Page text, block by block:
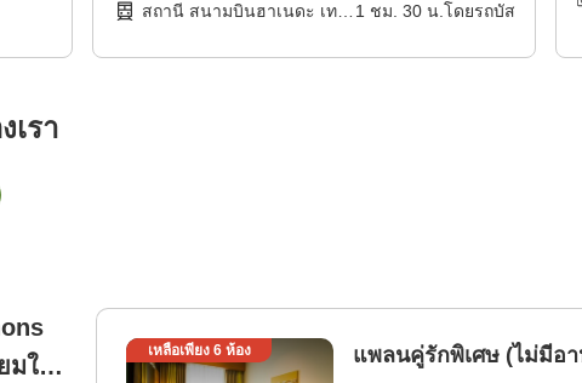
สถานี สนามบินฮาเนดะ เท
1 ชม. 30น.โดยรถบัส
เรา
มใน
เหลือเพียง 6ห้อง แพลนคู่รักพิเศษ (ไม่มีอา